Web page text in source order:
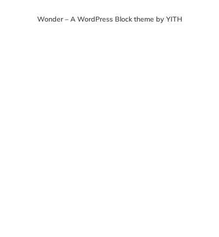
Wonder – A WordPress Block theme by YITH